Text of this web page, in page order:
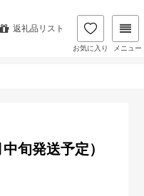
返礼品リスト
お気に入り メニュー
旬発送予定）